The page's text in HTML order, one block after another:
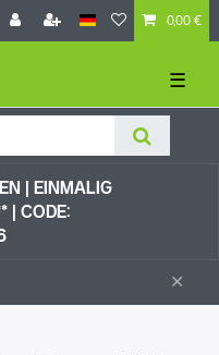
0,00 €
☰
| EI NMALIG
| CODE:
×